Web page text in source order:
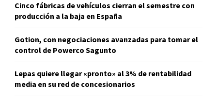
Cinco fábricas de vehículos cierran el semestre con
producción a la baja en España
Gotion, con negociaciones avanzadas para tomar el
control de Powerco Sagunto
Lepas quiere llegar «pronto» al 3% de rentabilidad
media en su red de concesionarios